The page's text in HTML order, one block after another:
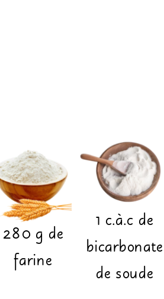
280 g de
farine
1 c.à.c de
bicarbonate
de soude